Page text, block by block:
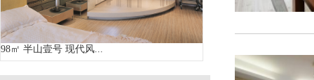
98㎡ 半山壹号 现代风...